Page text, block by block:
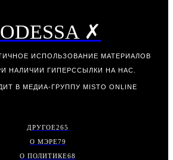
✗
ИСПОЛЬЗОВАНИЕ МАТЕРИАЛОВ
НАЛИЧИИ ГИПЕРССЫЛКИ НА НАС.
В МЕДИА-ГРУППУ MISTO ONLINE
ДРУГОЕ265
О МЭРЕ79
О ПОЛИТИКЕ68